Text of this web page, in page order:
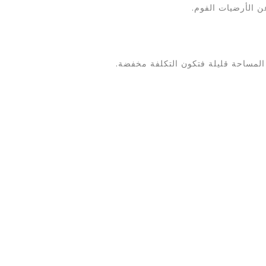
الأرضيات الفوم.
المساحة قليلة فتكون التكلفة مخفضة.